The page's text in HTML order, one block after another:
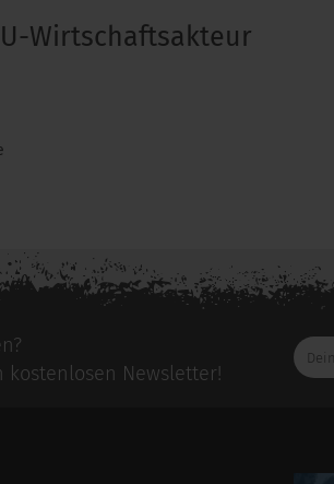
Wirtschaftsakteur
Newsletter!
Deine
E-